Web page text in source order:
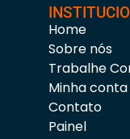
Home
Sobre nós
Trabalhe
Minha conta
Contato
Painel